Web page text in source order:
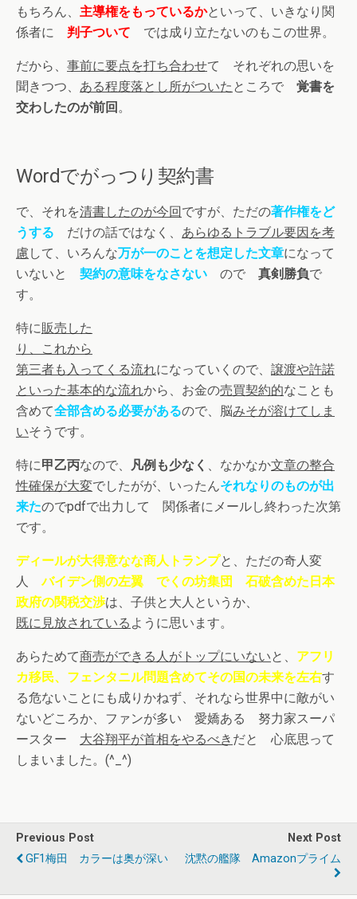
もちろん、 主導権をもっているかといって、いきなり関
係者に 判子ついて では成り立たないのもこの世界。
だから、 事前に要点を打ち合わせて それぞれの思いを
聞きつつ、 ある程度落とし所がついた ところで 覚書を
交わしたのが前回 。
Wordでがっつり契約書
で、それを清書したのが今回ですが、ただの著作権をど
うする だけの話ではなく、 あらゆるトラブル要因を考
慮 して、いろんな万が一のことを想定した文章になって
いないと 契約の意味をなさない ので 真剣勝負で
す。
特に販売した
り、これから
第三者も入ってくる流れになっていくので、 譲渡や許諾
といった基本的な流れから、お金の売買契約的なことも
含めて全部含める必要があるので、脳みそが溶けてしま
いそうです。
特に甲乙丙なので、 凡例も少なく 、なかなか文章の整合
性確保が大変でしたがが、いったんそれなりのものが出
来たのでpdfで出力して 関係者にメールし終わった次第
です。
ディールが大得意なな商人トランプと、ただの奇人変
人バイデン側の左翼 でくの坊集団 石破含めた日本
政府の関税交渉は、子供と大人というか、
既に見放されている ように思います。
あらためて商売ができる人がトップにいないと、 アフリ
カ移民、フェンタニル問題含めてその国の未来を左右す
る危ないことにも成りかねず、それなら世界中に敵がい
ないどころか、ファンが多い 愛嬌ある 努力家スーパ
ースター 大谷翔平が首相をやるべき だと 心底思って
しまいました。(^_^)
Previous Post
GF1梅田 カラーは奥が深い
Next Post
沈黙の艦隊 Amazonプライム